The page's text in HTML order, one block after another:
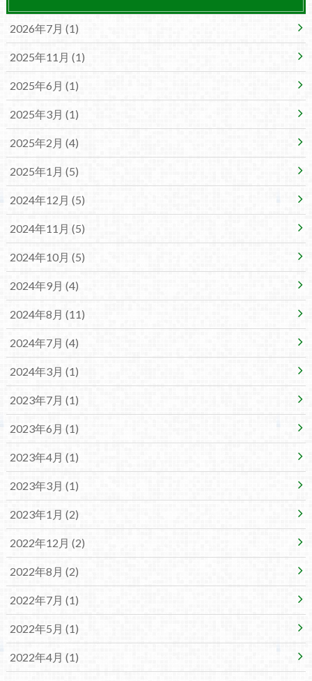
2026年7月 (1)
2025年11月 (1)
2025年6月 (1)
2025年3月 (1)
2025年2月 (4)
2025年1月 (5)
2024年12月 (5)
2024年11月 (5)
2024年10月 (5)
2024年9月 (4)
2024年8月 (11)
2024年7月 (4)
2024年3月 (1)
2023年7月 (1)
2023年6月 (1)
2023年4月 (1)
2023年3月 (1)
2023年1月 (2)
2022年12月 (2)
2022年8月 (2)
2022年7月 (1)
2022年5月 (1)
2022年4月 (1)